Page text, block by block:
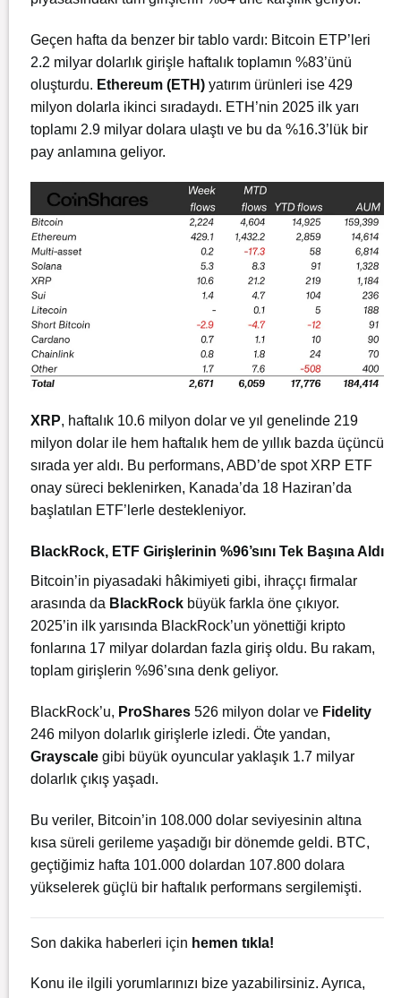
Geçen hafta da benzer bir tablo vardı: Bitcoin ETP’leri
2.2 milyar dolarlık girişle haftalık toplamın %83’ünü
oluşturdu. Ethereum (ETH) yatırım ürünleri ise 429
milyon dolarla ikinci sıradaydı. ETH’nin 2025 ilk yarı
toplamı 2.9 milyar dolara ulaştı ve bu da %16.3’lük bir
pay anlamına geliyor.
XRP, haftalık 10.6 milyon dolar ve yıl genelinde 219
milyon dolar ile hem haftalık hem de yıllık bazda üçüncü
sırada yer aldı. Bu performans, ABD’de spot XRP ETF
onay süreci beklenirken, Kanada’da 18 Haziran’da
başlatılan ETF’lerle destekleniyor.
BlackRock, ETF Girişlerinin %96’sını Tek Başına Aldı
Bitcoin’in piyasadaki hâkimiyeti gibi, ihraççı firmalar
arasında da BlackRock büyük farkla öne çıkıyor.
2025’in ilk yarısında BlackRock’un yönettiği kripto
fonlarına 17 milyar dolardan fazla giriş oldu. Bu rakam,
toplam girişlerin %96’sına denk geliyor.
BlackRock’u, ProShares 526 milyon dolar ve Fidelity
246 milyon dolarlık girişlerle izledi. Öte yandan,
Grayscale gibi büyük oyuncular yaklaşık 1.7 milyar
dolarlık çıkış yaşadı.
Bu veriler, Bitcoin’in 108.000 dolar seviyesinin altına
kısa süreli gerileme yaşadığı bir dönemde geldi. BTC,
geçtiğimiz hafta 101.000 dolardan 107.800 dolara
yükselerek güçlü bir haftalık performans sergilemişti.
Son dakika haberleri için hemen tıkla!
Konu ile ilgili yorumlarınızı bize yazabilirsiniz. Ayrıca,